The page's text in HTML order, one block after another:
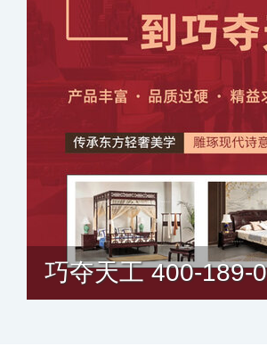
巧夺天工 400-189-